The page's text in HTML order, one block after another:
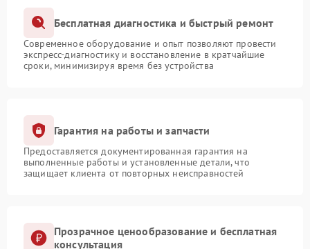
Бесплатная диагностика и быстрый ремонт
Современное оборудование и опыт позволяют провести
экспресс-диагностику и восстановление в кратчайшие
сроки, минимизируя время без устройства
Гарантия на работы и запчасти
Предоставляется документированная гарантия на
выполненные работы и установленные детали, что
защищает клиента от повторных неисправностей
Прозрачное ценообразование и бесплатная
консультация